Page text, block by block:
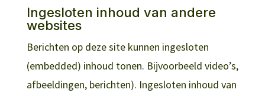
Ingesloten inhoud van andere
websites
Berichten op deze site kunnen ingesloten
(embedded) inhoud tonen. Bijvoorbeeld video’s,
afbeeldingen, berichten). Ingesloten inhoud van